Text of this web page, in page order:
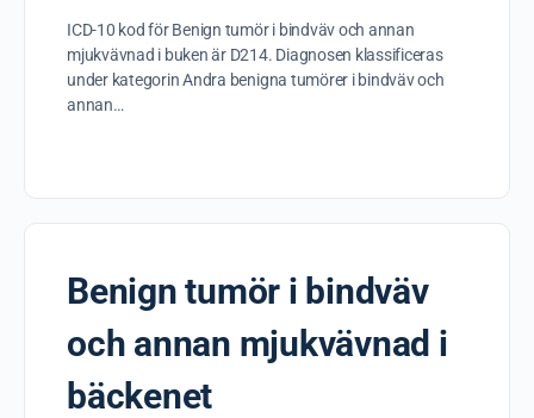
ICD-10 kod för Benign tumör i bindväv och annan
mjukvävnad i buken är D214. Diagnosen klassificeras
under kategorin Andra benigna tumörer i bindväv och
annan…
Benign tumör i bindväv
och annan mjukvävnad i
bäckenet